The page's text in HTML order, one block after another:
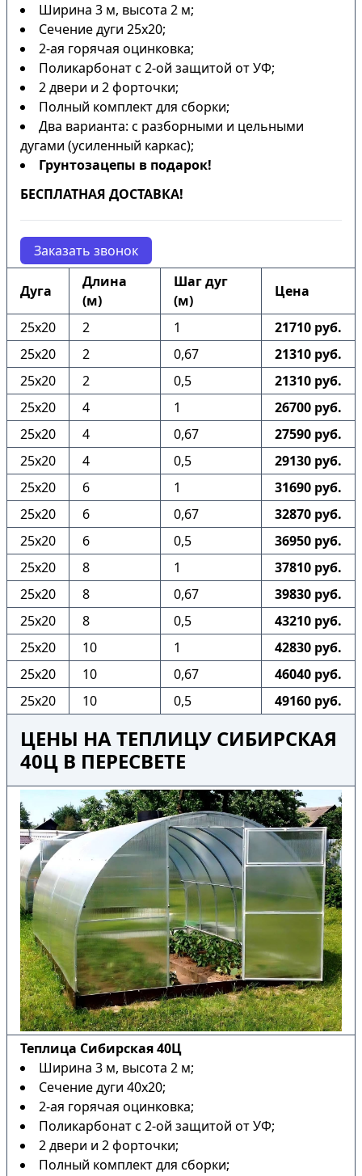
Ширина 3 м, высота 2 м;
Сечение дуги 25х20;
2-ая горячая оцинковка;
Поликарбонат с 2-ой защитой от УФ;
2 двери и 2 форточки;
Полный комплект для сборки;
Два варианта: с разборными и цельными
дугами (усиленный каркас);
Грунтозацепы в подарок!
БЕСПЛАТНАЯ ДОСТАВКА!
Заказать звонок
Дуга
Длина
(м)
Шаг дуг
(м)
Цена
25х20 2 1
21710 руб.
25х20
2 0,67
21310 руб.
25х20
2 0,5
21310 руб.
25х20
4 1
26700 руб.
25х20
4 0,67
27590 руб.
25х20
4 0,5
29130 руб.
25х20
6 1
31690 руб.
25х20
6 0,67
32870 руб.
25х20
6 0,5
36950 руб.
25х20
8 1
37810 руб.
25х20
8 0,67
39830 руб.
25х20
8 0,5
43210 руб.
25х20
10 1
42830 руб.
25х20
10 0,67
46040 руб.
25х20
10 0,5 49160 руб.
ЦЕНЫ НА ТЕПЛИЦУ СИБИРСКАЯ
40Ц В ПЕРЕСВЕТЕ
Теплица Сибирская 40Ц
Ширина 3 м, высота 2 м;
Сечение дуги 40х20;
2-ая горячая оцинковка;
Поликарбонат с 2-ой защитой от УФ;
2 двери и 2 форточки;
Полный комплект для сборки;